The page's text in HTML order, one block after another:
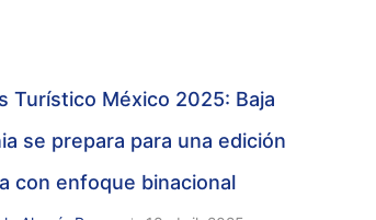
Turístico México 2025: Baja
se prepara para una edición
con enfoque binacional